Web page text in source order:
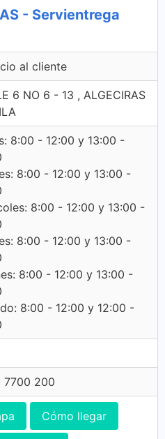
- Servientrega
al cliente
6 NO 6 - 13 , ALGECIRAS
8:00 - 12:00 y 13:00 -
8:00 - 12:00 y 13:00 -
8:00 - 12:00 y 13:00 -
8:00 - 12:00 y 13:00 -
8:00 - 12:00 y 13:00 -
8:00 - 12:00 y 12:00 -
7700 200
Cómo llegar